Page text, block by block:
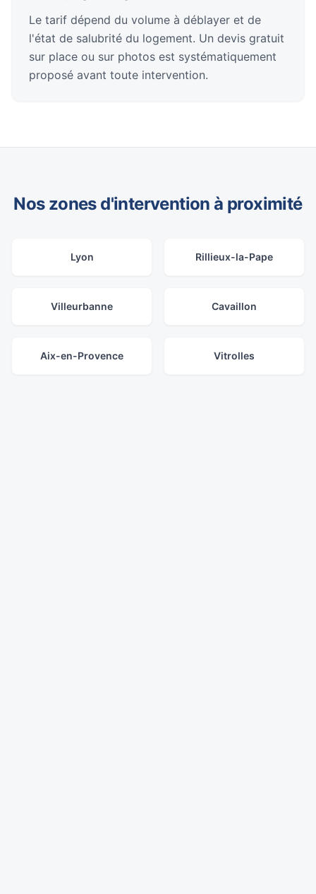
Le tarif dépend du volume à déblayer et de
l'état de salubrité du logement. Un devis gratuit
sur place ou sur photos est systématiquement
proposé avant toute intervention.
Nos zones d'intervention à proximité
Lyon Rillieux-la-Pape
Villeurbanne Cavaillon
Aix-en-Provence Vitrolles